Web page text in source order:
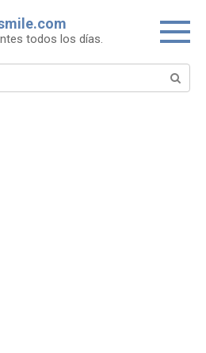
todos los días.